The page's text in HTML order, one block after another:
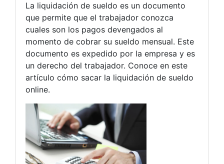
La liquidación de sueldo es un documento
que permite que el trabajador conozca
cuales son los pagos devengados al
momento de cobrar su sueldo mensual. Este
documento es expedido por la empresa y es
un derecho del trabajador. Conoce en este
artículo cómo sacar la liquidación de sueldo
online.